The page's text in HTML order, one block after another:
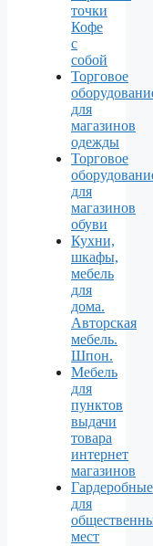
точки
Кофе
с
собой
Торговое
для
магазинов
одежды
Торговое
для
магазинов
обуви
Кухни,
шкафы,
мебель
для
дома.
Авторская
мебель.
Шпон.
Мебель
для
пунктов
выдачи
товара
интернет
магазинов
Гардеробные
для
мест